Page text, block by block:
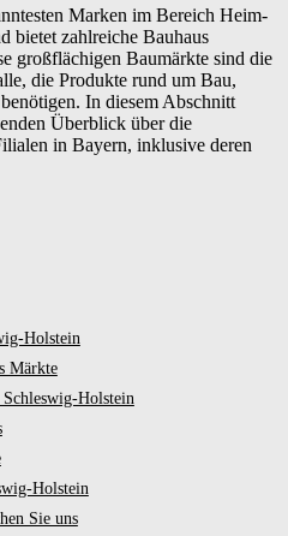
Marken im Bereich Heim-
bietet zahlreiche Bauhaus
großflächigen Baumärkte sind die
die Produkte rund um Bau,
In diesem Abschnitt
Überblick über die
in Bayern, inklusive deren
Holstein
Märkte
Holstein
Holstein
Sie uns